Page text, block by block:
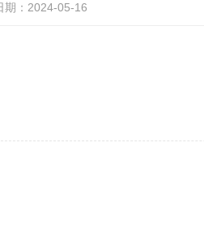
期：2024-05-16